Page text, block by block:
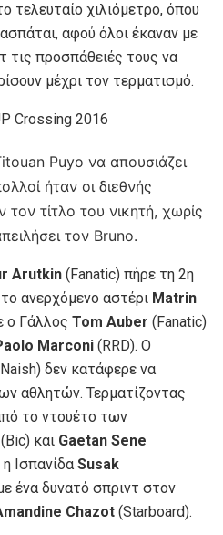
τελευταίο χιλιόμετρο, όπου
αφού όλοι έκαναν με
τις προσπάθειές τους να
μέχρι τον τερματισμό.
Puyo να απουσιάζει
ήταν οι διεθνής
τον τίτλο του νικητή, χωρίς
τον Bruno.
Arutkin (Fanatic) πήρε τη 2η
ανερχόμενο αστέρι Matrin
ο Γάλλος Tom Auber (Fanatic)
Marconi (RRD). O
δεν κατάφερε να
αθλητών. Τερματίζοντας
το ντουέτο των
(Bic) και Gaetan Sene
Ισπανίδα Susak
ένα δυνατό σπριντ στον
Chazot (Starboard).